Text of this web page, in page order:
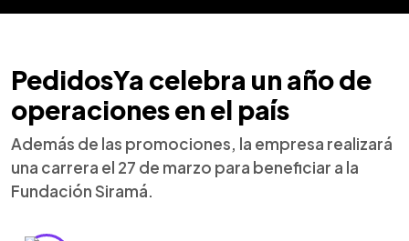
PedidosYa celebra un año de
operaciones en el país
Además de las promociones, la empresa realizará
una carrera el 27 de marzo para beneficiar a la
Fundación Siramá.